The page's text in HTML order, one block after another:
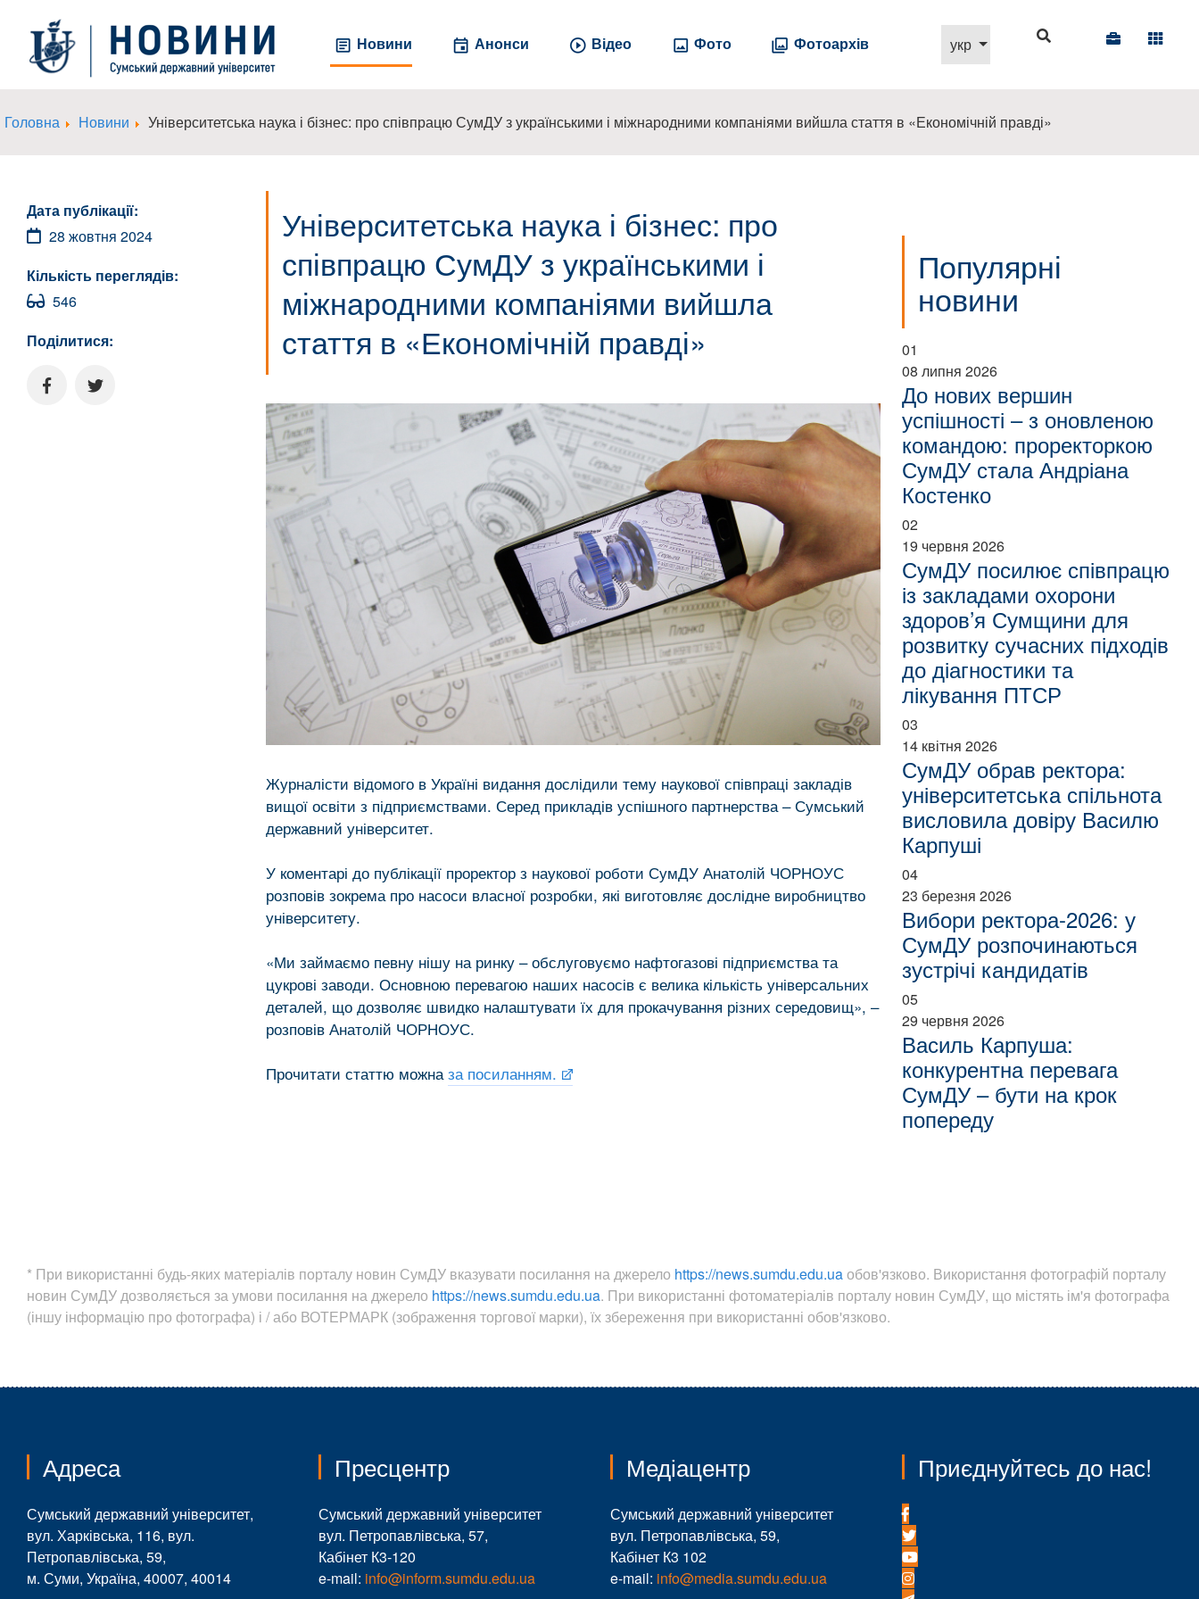
Виберіть свою мову
укр
Новини Анонси Відео Фото Фотоархів
Головна Новини Університетська наука і бізнес: про співпрацю СумДУ з українськими і міжнародними компаніями вийшла стаття в «Економічній правді»
Дата публікації:
28 жовтня 2024
Кількість переглядів:
546
Поділитися:
Університетська наука і бізнес: про
співпрацю СумДУ з українськими і
міжнародними компаніями вийшла
стаття в «Економічній правді»
Журналісти відомого в Україні видання дослідили тему наукової співпраці закладів
вищої освіти з підприємствами. Серед прикладів успішного партнерства – Сумський
державний університет.
У коментарі до публікації проректор з наукової роботи СумДУ Анатолій ЧОРНОУС
розповів зокрема про насоси власної розробки, які виготовляє дослідне виробництво
університету.
«Ми займаємо певну нішу на ринку – обслуговуємо нафтогазові підприємства та
цукрові заводи. Основною перевагою наших насосів є велика кількість універсальних
деталей, що дозволяє швидко налаштувати їх для прокачування різних середовищ», –
розповів Анатолій ЧОРНОУС.
Прочитати статтю можна за посиланням.
Популярні
новини
01
08 липня 2026
До нових вершин
успішності – з оновленою
командою: проректоркою
СумДУ стала Андріана
Костенко
02
19 червня 2026
СумДУ посилює співпрацю
із закладами охорони
здоров’я Сумщини для
розвитку сучасних підходів
до діагностики та
лікування ПТСР
03
14 квітня 2026
СумДУ обрав ректора:
університетська спільнота
висловила довіру Василю
Карпуші
04
23 березня 2026
Вибори ректора-2026: у
СумДУ розпочинаються
зустрічі кандидатів
05
29 червня 2026
Василь Карпуша:
конкурентна перевага
СумДУ – бути на крок
попереду
* При використанні будь-яких матеріалів порталу новин СумДУ вказувати посилання на джерело https://news.sumdu.edu.uaобов'язково. Використання фотографій порталу
новин СумДУ дозволяється за умови посилання на джерело https://news.sumdu.edu.ua. При використанні фотоматеріалів порталу новин СумДУ, що містять ім'я фотографа
(іншу інформацію про фотографа) і / або ВОТЕРМАРК (зображення торгової марки), їх збереження при використанні обов'язково.
Адреса
Сумський державний університет,
вул. Харківська, 116, вул.
Петропавлівська, 59,
м. Суми, Україна, 40007, 40014
Пресцентр
Сумський державний університет
вул. Петропавлівська, 57,
Кабінет К3-120
e-mail: info@inform.sumdu.edu.ua
Медіацентр
Сумський державний університет
вул. Петропавлівська, 59,
Кабінет К3 102
e-mail: info@media.sumdu.edu.ua
Приєднуйтесь до нас!